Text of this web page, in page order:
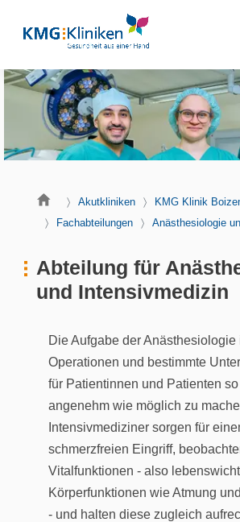
Akutkliniken
KMG Klinik
Fachabteilungen
Anästhesiologie
Abteilung für
und Intensivmedizin
Die Aufgabe der Anästhesiologie
Operationen und bestimmte
für Patientinnen und Patienten
angenehm wie möglich zu
Intensivmediziner sorgen für
schmerzfreien Eingriff,
Vitalfunktionen - also
Körperfunktionen wie Atmung
- und halten diese zugleich